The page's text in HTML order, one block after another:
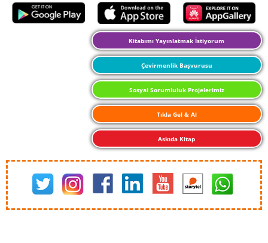
Kitabımı Yayınlatmak İstiyorum
Çevirmenlik Başvurusu
Sosyal Sorumluluk Projelerimiz
Tıkla Gel & Al
Askıda Kitap